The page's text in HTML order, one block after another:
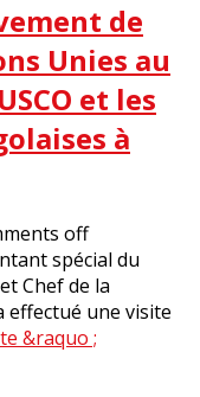
de
Unies au
et les
à
off
spécial du
Chef de la
effectué une visite
&raquo ;